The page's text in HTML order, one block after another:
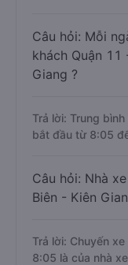
Câu hỏi: Mỗi
khách Quận 11
Giang ?
Trả lời: Trung
bắt đầu từ 8:05
Câu hỏi: Nhà
Biên - Kiên
Trả lời: Chuyến
8:05 là của nhà